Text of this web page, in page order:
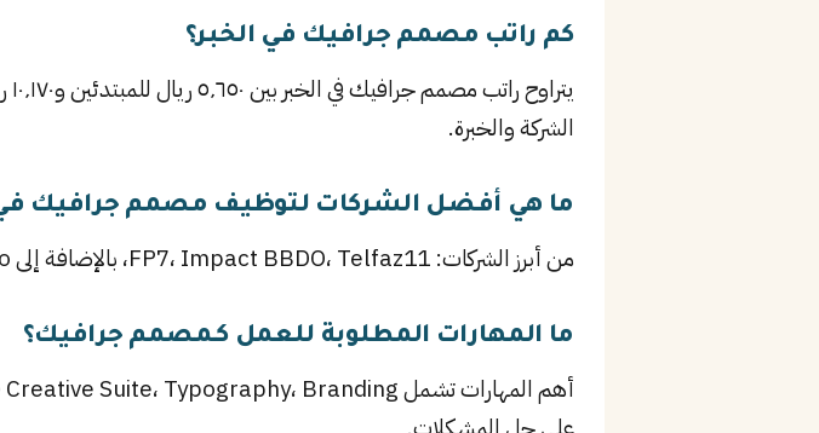
كم راتب مصمم جرافيك في الخبر؟
الشركة والخبرة.
ما هي أفضل الشركات لتوظيف مصمم جرافيك في
من أبرز الشركات: FP7، Impact BBDO، Telfaz11، بالإضافة إلى Saudi Aramco وغيرها من المؤسسات الرائدة في الخبر.
ما المهارات المطلوبة للعمل كـمصمم جرافيك؟